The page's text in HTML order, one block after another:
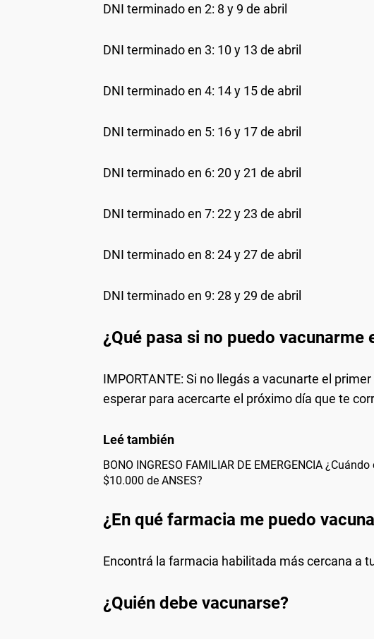
DNI terminado en 2: 8 y 9 de abril
DNI terminado en 3: 10 y 13 de abril
DNI terminado en 4: 14 y 15 de abril
DNI terminado en 5: 16 y 17 de abril
DNI terminado en 6: 20 y 21 de abril
DNI terminado en 7: 22 y 23 de abril
DNI terminado en 8: 24 y 27 de abril
DNI terminado en 9: 28 y 29 de abril
¿Qué pasa si no puedo vacunarme
IMPORTANTE: Si no llegás a vacunarte el
esperar para acercarte el próximo día que te
BONO INGRESO FAMILIAR DE EMERGENCIA
$10.000 de ANSES?
¿En qué farmacia me puedo
Encontrá la farmacia habilitada más cercana a
¿Quién debe vacunarse?